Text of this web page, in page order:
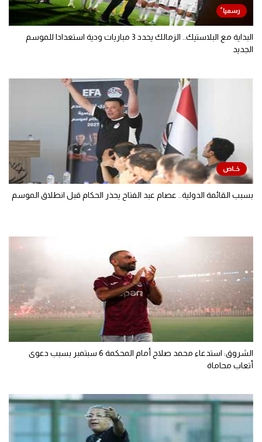
البداية مع البلاستيك.. الزمالك يحدد 3 مباريات ودية استعدادا للموسم
الجديد
بسبب القائمة الدولية.. عصام عبد الفتاح يحذر الحكام قبل انطلاق الموسم
الشروق: استدعاء محمد صلاح أمام المحكمة 6 سبتمبر بسبب دعوى
أتعاب محاماة